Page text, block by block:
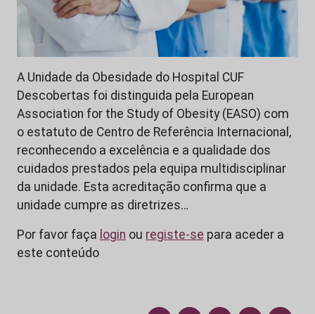
A Unidade da Obesidade do Hospital CUF
Descobertas foi distinguida pela European
Association for the Study of Obesity (EASO) com
o estatuto de Centro de Referência Internacional,
reconhecendo a excelência e a qualidade dos
cuidados prestados pela equipa multidisciplinar
da unidade. Esta acreditação confirma que a
unidade cumpre as diretrizes…
Por favor faça login ou registe-se para aceder a
este conteúdo